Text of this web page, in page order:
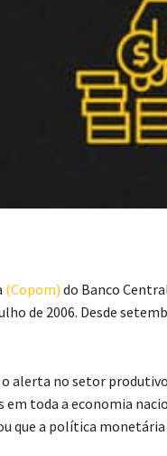
(Copom) do Banco
de 2006. Desde
alerta no setor
toda a economia
que a política